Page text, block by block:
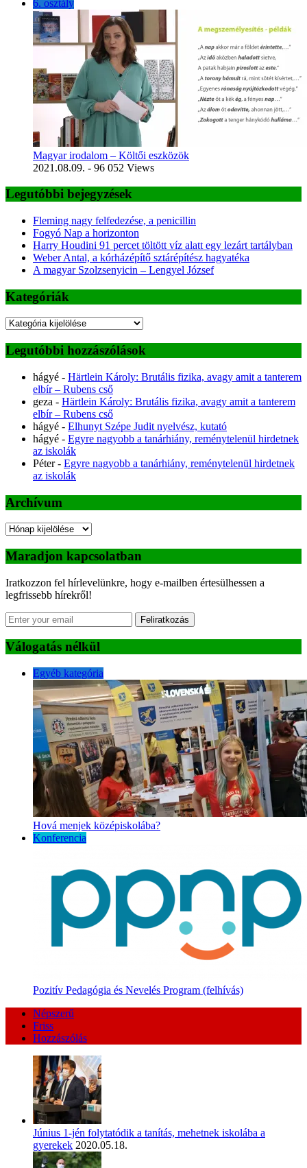
6. osztály
Magyar irodalom – Költői eszközök
2021.08.09. - 96 052 Views
Legutóbbi bejegyzések
Fleming nagy felfedezése, a penicillin
Fogyó Nap a horizonton
Harry Houdini 91 percet töltött víz alatt egy lezárt tartályban
Weber Antal, a kórházépítő sztárépítész hagyatéka
A magyar Szolzsenyicin – Lengyel József
Kategóriák
Kategóriák
Legutóbbi hozzászólások
hágyé - Härtlein Károly: Brutális fizika, avagy amit a tanterem
elbír – Rubens cső
geza - Härtlein Károly: Brutális fizika, avagy amit a tanterem
elbír – Rubens cső
hágyé - Elhunyt Szépe Judit nyelvész, kutató
hágyé - Egyre nagyobb a tanárhiány, reménytelenül hirdetnek
az iskolák
Péter- Egyre nagyobb a tanárhiány, reménytelenül hirdetnek
az iskolák
Archívum
Archívum
Maradjon kapcsolatban
Iratkozzon fel hírlevelünkre, hogy e-mailben értesülhessen a
legfrissebb hírekről!
Feliratkozás
Válogatás nélkül
Egyéb kategória
Hová menjek középiskolába?
Konferencia
Pozitív Pedagógia és Nevelés Program (felhívás)
Népszerű
Friss
Hozzászólás
Június 1-jén folytatódik a tanítás, mehetnek iskolába a
gyerekek 2020.05.18.